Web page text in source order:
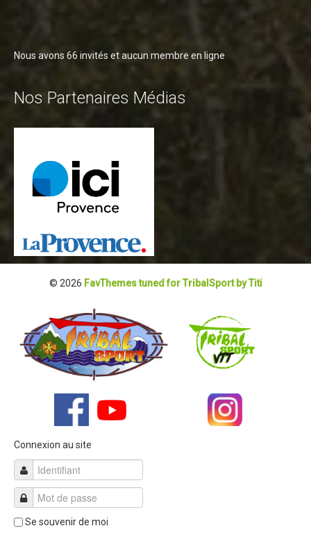
Nous avons 66 invités et aucun membre en ligne
Nos Partenaires Médias
© 2026 FavThemes tuned for TribalSport by Titi
Connexion au site
Se souvenir de moi